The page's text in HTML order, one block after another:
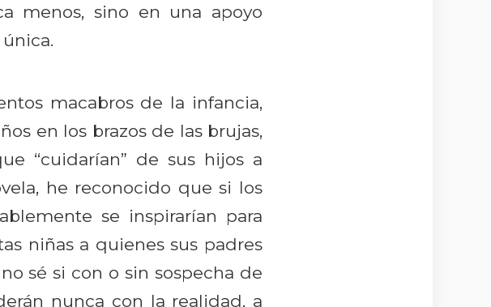
menos, sino en una apoyo
macabros de la infancia,
en los brazos de las brujas,
“cuidarían” de sus hijos a
he reconocido que si los
se inspirarían para
niñas a quienes sus padres
sé si con o sin sospecha de
nunca con la realidad, a